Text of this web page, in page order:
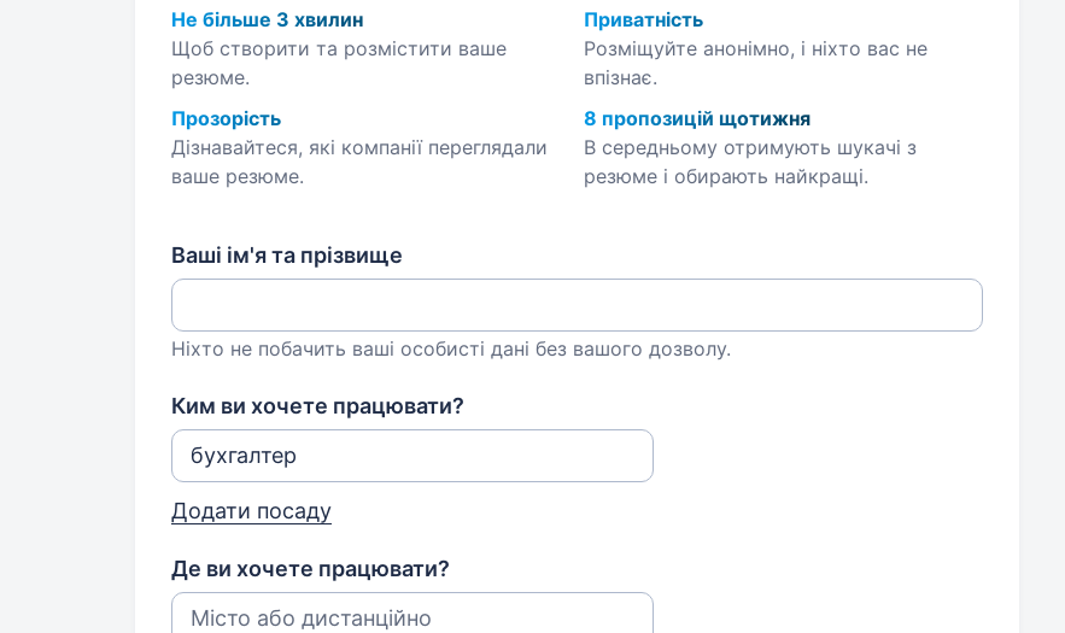
Не більше 3 хвилин
Щоб створити та розмістити ваше
резюме.
Приватність
Розміщуйте анонімно, і ніхто вас не
впізнає.
Прозорість
Дізнавайтеся, які компанії переглядали
ваше резюме.
8 пропозицій щотижня
В середньому отримують шукачі з
резюме і обирають найкращі.
Ваші ім'я та прізвище
Ніхто не побачить ваші особисті дані без вашого дозволу.
Ким ви хочете працювати?
Додати посаду
Де ви хочете працювати?